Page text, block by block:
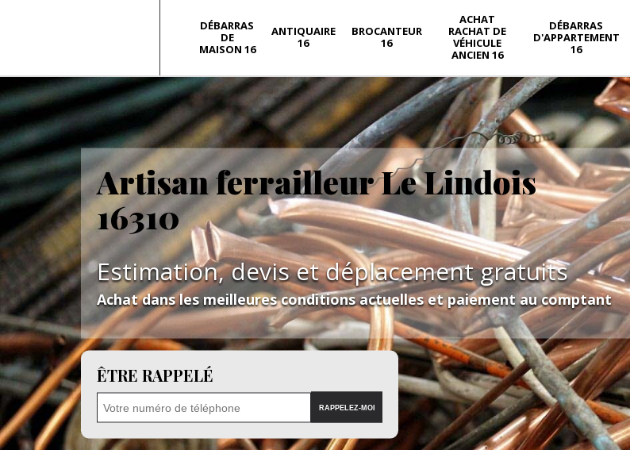
DÉBARRAS
DE
MAISON 16
ANTIQUAIRE
16
BROCANTEUR
16
ACHAT
RACHAT DE
VÉHICULE
ANCIEN 16
DÉBARRAS
D'APPARTEMENT
16
Artisan ferrailleur Le Lindois
16310
Estimation, devis et déplacement gratuits
Achat dans les meilleures conditions actuelles et paiement au comptant
ÊTRE RAPPELÉ